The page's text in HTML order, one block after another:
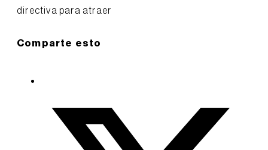
directiva para atraer
Comparte esto